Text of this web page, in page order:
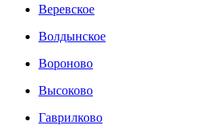
Веревское
Волдынское
Вороново
Высоково
Гаврилково